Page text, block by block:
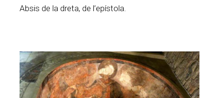
Absis de la dreta, de l’epístola.